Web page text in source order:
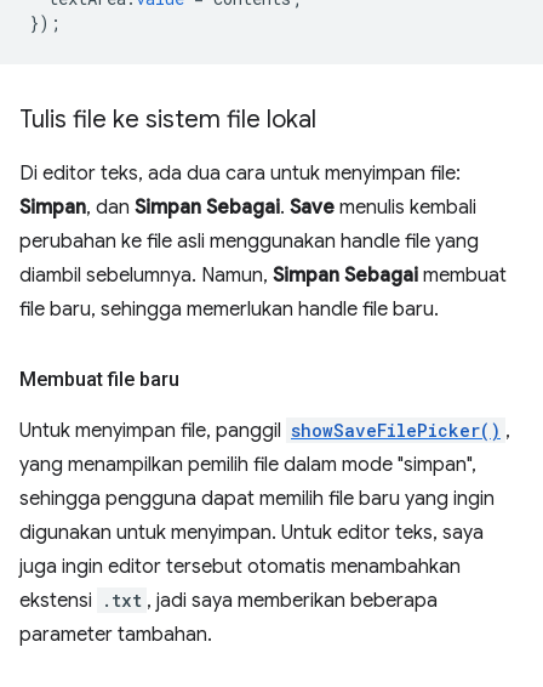
});
Tulis file ke sistem file lokal
Di editor teks, ada dua cara untuk menyimpan file:
Simpan, dan Simpan Sebagai. Save menulis kembali
perubahan ke file asli menggunakan handle file yang
diambil sebelumnya. Namun, Simpan Sebagai membuat
file baru, sehingga memerlukan handle file baru.
Membuat file baru
Untuk menyimpan file, panggil showSaveFilePicker() ,
yang menampilkan pemilih file dalam mode "simpan",
sehingga pengguna dapat memilih file baru yang ingin
digunakan untuk menyimpan. Untuk editor teks, saya
juga ingin editor tersebut otomatis menambahkan
ekstensi
.txt , jadi saya memberikan beberapa
parameter tambahan.